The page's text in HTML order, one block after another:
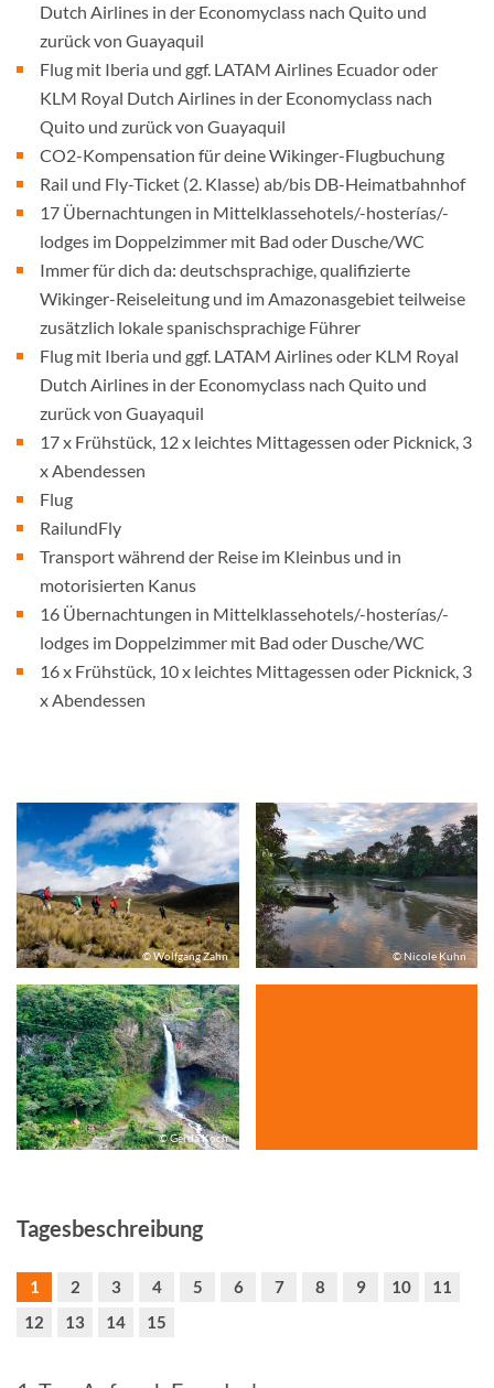
Dutch Airlines in der Economyclass nach Quito und
zurück von Guayaquil
Flug mit Iberia und ggf. LATAM Airlines Ecuador oder
KLM Royal Dutch Airlines in der Economyclass nach
Quito und zurück von Guayaquil
CO2-Kompensation für deine Wikinger-Flugbuchung
Rail und Fly-Ticket (2. Klasse) ab/bis DB-Heimatbahnhof
17 Übernachtungen in Mittelklassehotels/-hosterías/-
lodges im Doppelzimmer mit Bad oder Dusche/WC
Immer für dich da: deutschsprachige, qualifizierte
Wikinger-Reiseleitung und im Amazonasgebiet teilweise
zusätzlich lokale spanischsprachige Führer
Flug mit Iberia und ggf. LATAM Airlines oder KLM Royal
Dutch Airlines in der Economyclass nach Quito und
zurück von Guayaquil
17 x Frühstück, 12 x leichtes Mittagessen oder Picknick, 3
x Abendessen
Flug
RailundFly
Transport während der Reise im Kleinbus und in
motorisierten Kanus
16 Übernachtungen in Mittelklassehotels/-hosterías/-
lodges im Doppelzimmer mit Bad oder Dusche/WC
16 x Frühstück, 10 x leichtes Mittagessen oder Picknick, 3
x Abendessen
© Wolfgang Zahn © Nicole Kuhn
© Gerda Koch
Tagesbeschreibung
1 2 3 4 5 6 7 8 9 10
11
12
13 14 15